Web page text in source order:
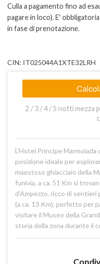
Culla a pagamento fino ad
pagare in loco). E'
in fase di prenotazione.
CIN: IT025044A1XTE32LRH
2 / 3 / 4 / 5 notti mezza
L'Hotel Principe
posizione ideale per
maestoso ghiacciaio della
funivia, a ca. 51 Km si
d'Ampezzo, ricco di sentieri
(a ca. 13 Km), perfetto per
visitare il Museo della
storia della zona durante il